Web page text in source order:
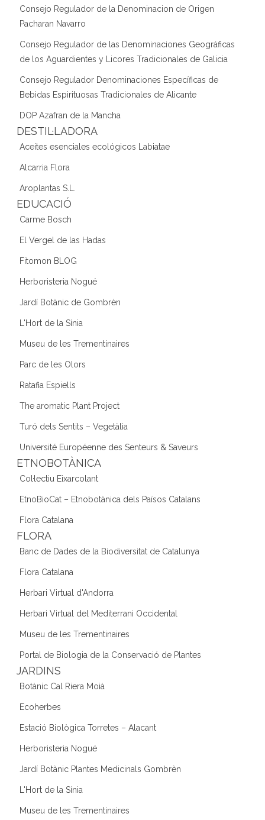
Consejo Regulador de la Denominacion de Origen
Pacharan Navarro
Consejo Regulador de las Denominaciones Geográficas
de los Aguardientes y Licores Tradicionales de Galicia
Consejo Regulador Denominaciones Específicas de
Bebidas Espirituosas Tradicionales de Alicante
DOP Azafran de la Mancha
DESTIL·LADORA
Aceites esenciales ecológicos Labiatae
Alcarria Flora
Aroplantas S.L.
EDUCACIÓ
Carme Bosch
El Vergel de las Hadas
Fitomon BLOG
Herboristeria Nogué
Jardí Botànic de Gombrèn
L'Hort de la Sínia
Museu de les Trementinaires
Parc de les Olors
Ratafia Espiells
The aromatic Plant Project
Turó dels Sentits – Vegetàlia
Université Européenne des Senteurs & Saveurs
ETNOBOTÀNICA
Col·lectiu Eixarcolant
EtnoBioCat – Etnobotànica dels Països Catalans
Flora Catalana
FLORA
Banc de Dades de la Biodiversitat de Catalunya
Flora Catalana
Herbari Virtual d'Andorra
Herbari Virtual del Mediterrani Occidental
Museu de les Trementinaires
Portal de Biologia de la Conservació de Plantes
JARDINS
Botànic Cal Riera Moià
Ecoherbes
Estació Biològica Torretes – Alacant
Herboristeria Nogué
Jardí Botànic Plantes Medicinals Gombrèn
L'Hort de la Sínia
Museu de les Trementinaires